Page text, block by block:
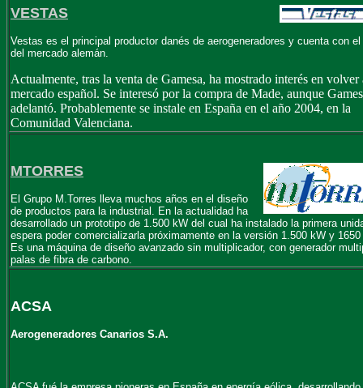
VESTAS
Vestas es el principal productor danés de aerogeneradores y cuenta con
del mercado alemán.
Actualmente, tras la venta de Gamesa, ha mostrado interés en volver
mercado español. Se interesó por la compra de Made, aunque
adelantó. Probablemente se instale en España en el año 2004, en la
Comunidad Valenciana.
MTORRES
El Grupo M.Torres lleva muchos años en el diseño
de productos para la industrial. En la actualidad ha
desarrollado un prototipo de 1.500 kW del cual ha instalado la primera
espera poder comercializarla próximamente en la versión 1.500 kW y 1650
Es una máquina de diseño avanzado sin multiplicador, con generador
palas de fibra de carbono.
ACSA
Aerogeneradores Canarios S.A.